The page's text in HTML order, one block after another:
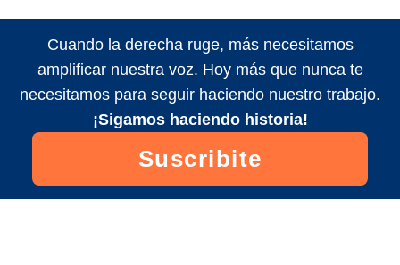
Cuando la derecha ruge, más necesitamos
amplificar nuestra voz. Hoy más que nunca te
necesitamos para seguir haciendo nuestro trabajo.
¡Sigamos haciendo historia!
Suscribite